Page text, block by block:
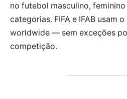
no futebol masculino,
categorias. FIFA e IFAB usam
worldwide — sem exceções
competição.